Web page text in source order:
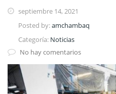
septiembre 14, 2021
Posted by:amchambaq
Categoría: Noticias
No hay comentarios